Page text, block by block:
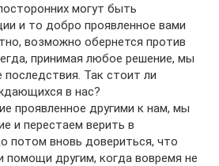
могут быть
и то добро проявленное вами
возможно обернется против
принимая любое решение, мы
Так стоит ли
в нас?
проявленное другими к нам, мы
и перестаем верить в
потом вновь довериться, что
помощи другим, когда вовремя не